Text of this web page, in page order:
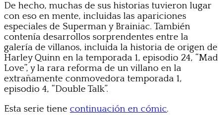
De hecho, muchas de sus historias tuvieron lugar
con eso en mente, incluidas las apariciones
especiales de Superman y Brainiac. También
contenía desarrollos sorprendentes entre la
galería de villanos, incluida la historia de origen de
Harley Quinn en la temporada 1, episodio 24, “Mad
Love”, y la rara reforma de un villano en la
extrañamente conmovedora temporada 1,
episodio 4, “Double Talk”.
Esta serie tiene continuación en cómic.